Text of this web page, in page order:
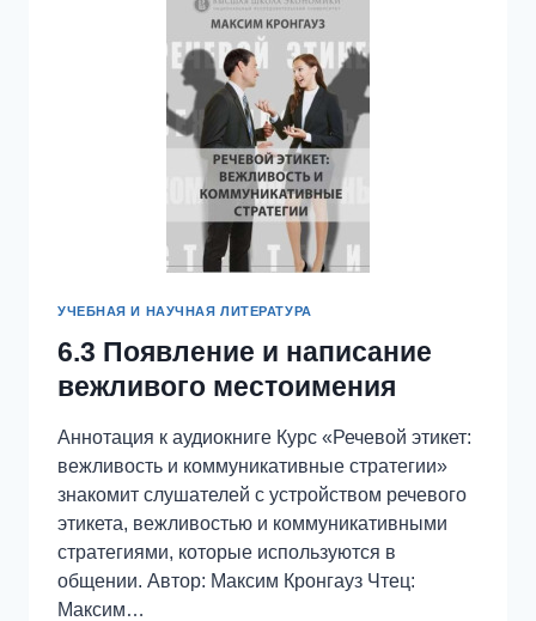
ДОЛЖНИКУ
КРЕДИТОРУ
УЧЕБНАЯ И НАУЧНАЯ ЛИТЕРАТУРА
6.3 Появление и написание
вежливого местоимения
Аннотация к аудиокниге Курс «Речевой этикет:
вежливость и коммуникативные стратегии»
знакомит слушателей с устройством речевого
этикета, вежливостью и коммуникативными
стратегиями, которые используются в
общении. Автор: Максим Кронгауз Чтец:
Максим…